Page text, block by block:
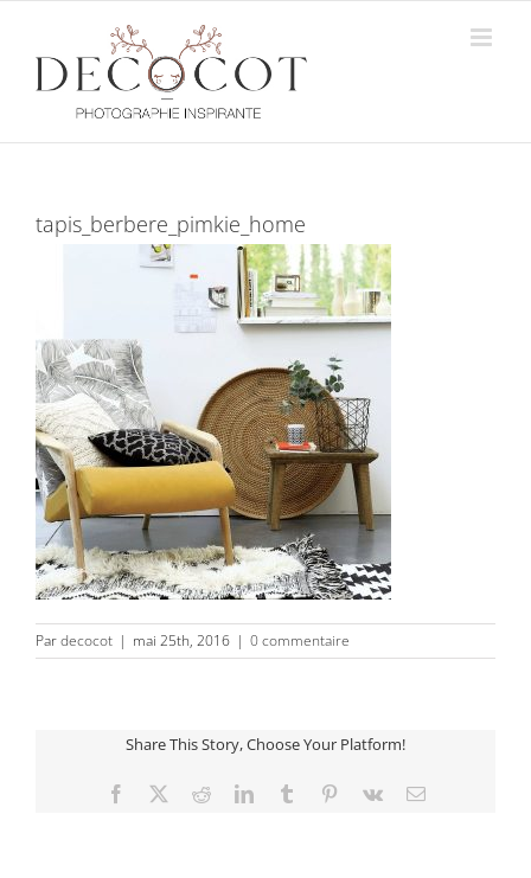
contenu
tapis_berbere_pimkie_home
Pardecocot | mai 25th, 2016 | 0 commentaire
Share This Story, Choose Your Platform!
Facebook RedditLinkedInTumblr Pinterest
Vk Email